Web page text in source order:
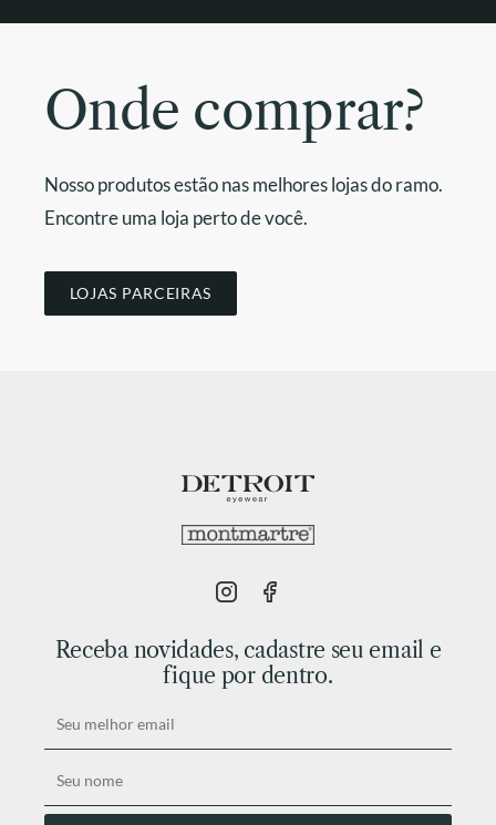
Onde comprar?
Nosso produtos estão nas melhores lojas do ramo.
Encontre uma loja perto de você.
LOJAS PARCEIRAS
Receba novidades, cadastre seu email e
fique por dentro.